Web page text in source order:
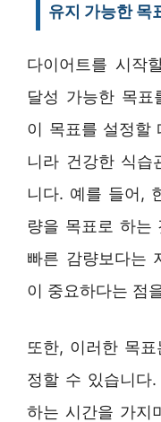
유지 가능한 목
다이어트를 시작
달성 가능한 목표
이 목표를 설정할
니라 건강한 식습
니다. 예를 들어,
량을 목표로 하는
빠른 감량보다는
이 중요하다는 점
또한, 이러한 목
정할 수 있습니다
하는 시간을 가지